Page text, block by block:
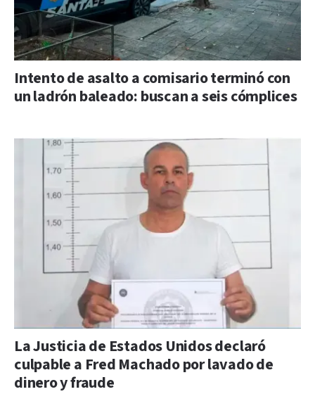
Intento de asalto a comisario terminó con
un ladrón baleado: buscan a seis cómplices
La Justicia de Estados Unidos declaró
culpable a Fred Machado por lavado de
dinero y fraude